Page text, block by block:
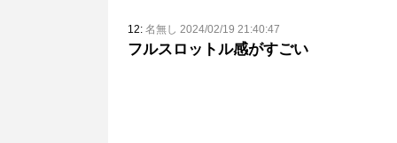
12: 名無し 2024/02/19 21:40:47
フルスロットル感がすごい